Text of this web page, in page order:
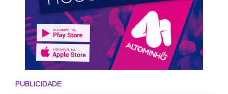
PUBLICIDADE